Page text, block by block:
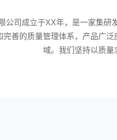
公司成立于XX年，是一家集研
完善的质量管理体系，产品广
域。我们坚持以质量